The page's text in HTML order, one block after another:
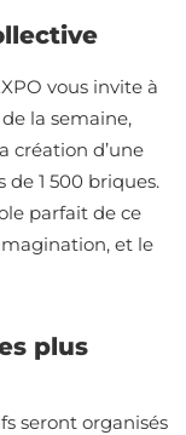
vous invite à
la semaine,
création d’une
1 500 briques.
parfait de ce
et le
plus
seront organisés